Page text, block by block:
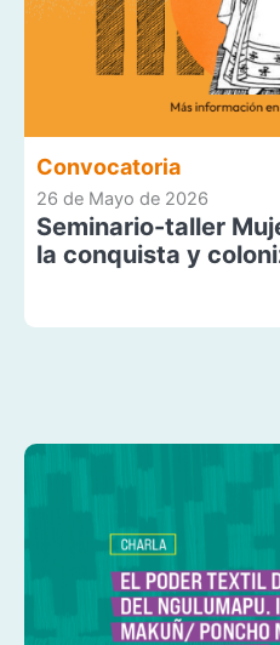
Convocatoria
26 de Mayo de 2026
Seminario-taller
la conquista y